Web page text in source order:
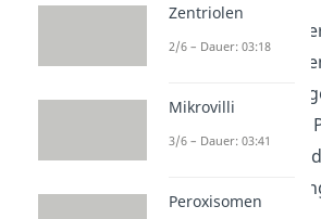
Die Funktion der
bezieht sich vor
Produktion von
.
essentieller
gesamten
Zentriolen
2/6 – Dauer: 03:18
Mikrovilli
3/6 – Dauer: 03:41
Peroxisomen